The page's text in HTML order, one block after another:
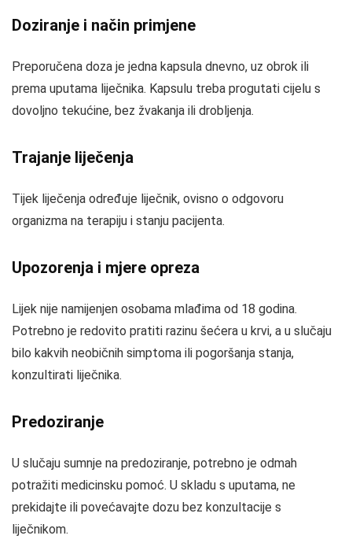
Doziranje i način primjene
Preporučena doza je jedna kapsula dnevno, uz obrok ili
prema uputama liječnika. Kapsulu treba progutati cijelu s
dovoljno tekućine, bez žvakanja ili drobljenja.
Trajanje liječenja
Tijek liječenja određuje liječnik, ovisno o odgovoru
organizma na terapiju i stanju pacijenta.
Upozorenja i mjere opreza
Lijek nije namijenjen osobama mlađima od 18 godina.
Potrebno je redovito pratiti razinu šećera u krvi, a u slučaju
bilo kakvih neobičnih simptoma ili pogoršanja stanja,
konzultirati liječnika.
Predoziranje
U slučaju sumnje na predoziranje, potrebno je odmah
potražiti medicinsku pomoć. U skladu s uputama, ne
prekidajte ili povećavajte dozu bez konzultacije s
liječnikom.